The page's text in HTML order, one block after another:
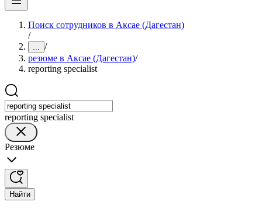
Поиск сотрудников в Аксае (Дагестан)
/
... /
резюме в Аксае (Дагестан)/
reporting specialist
reporting specialist
Резюме
Найти